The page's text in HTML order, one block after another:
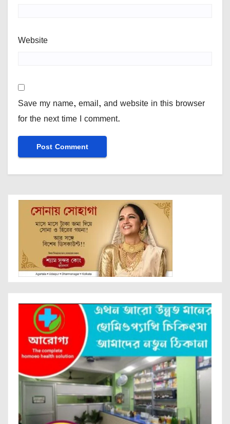
Website
Save my name, email, and website in this browser
for the next time I comment.